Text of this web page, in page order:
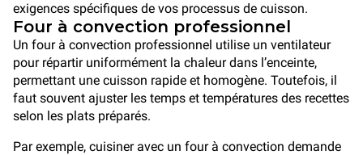
exigences spécifiques de vos processus de cuisson.
Four à convection professionnel
Un four à convection professionnel utilise un ventilateur
pour répartir uniformément la chaleur dans l’enceinte,
permettant une cuisson rapide et homogène. Toutefois, il
faut souvent ajuster les temps et températures des recettes
selon les plats préparés.
Par exemple, cuisiner avec un four à convection demande